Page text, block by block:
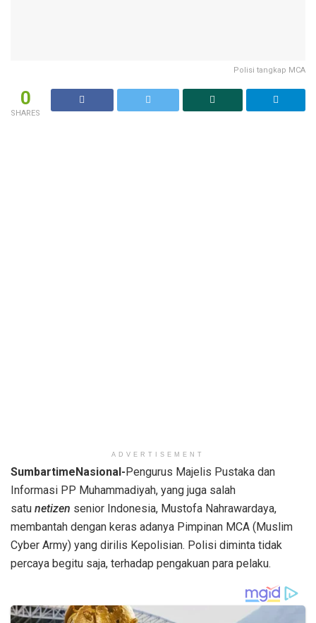
Polisi tangkap MCA
0
SHARES
ADVERTISEMENT
SumbartimeNasional-Pengurus Majelis Pustaka dan
Informasi PP Muhammadiyah, yang juga salah
satu netizen senior Indonesia, Mustofa Nahrawardaya,
membantah dengan keras adanya Pimpinan MCA (Muslim
Cyber Army) yang dirilis Kepolisian. Polisi diminta tidak
percaya begitu saja, terhadap pengakuan para pelaku.